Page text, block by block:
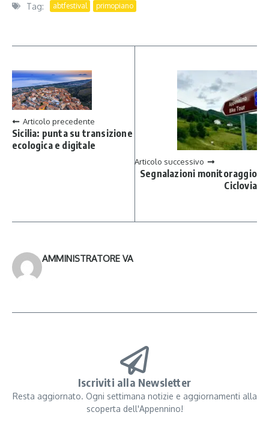
Tag: abtfestival primopiano
Articolo precedente
Sicilia: punta su transizione
ecologica e digitale
Articolo successivo
Segnalazioni monitoraggio
Ciclovia
AMMINISTRATORE VA
Iscriviti alla Newsletter
Resta aggiornato. Ogni settimana notizie e aggiornamenti alla
scoperta dell'Appennino!